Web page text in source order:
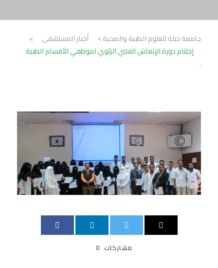
جامعة جبلة للعلوم الطبية والصحية> أخبار المستشفى
>
إختتام دورة الإنعاش القلبي الرئوي لموظفي الأقسام الطبية
.
0 مشاركات